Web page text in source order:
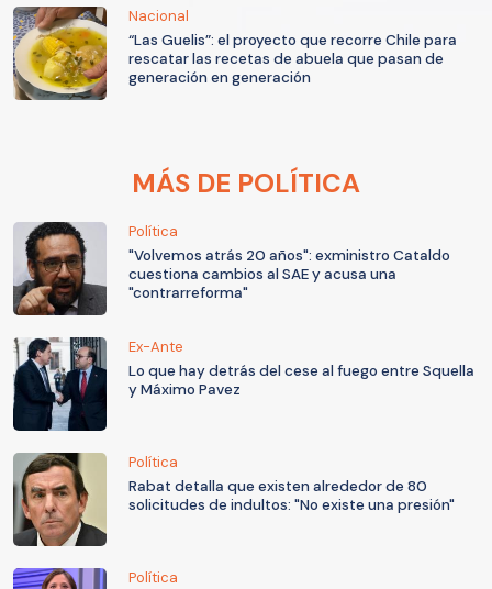
Nacional
“Las Guelis”: el proyecto que recorre Chile para
rescatar las recetas de abuela que pasan de
generación en generación
MÁS DE POLÍTICA
Política
"Volvemos atrás 20 años": exministro Cataldo
cuestiona cambios al SAE y acusa una
"contrarreforma"
Ex-Ante
Lo que hay detrás del cese al fuego entre Squella
y Máximo Pavez
Política
Rabat detalla que existen alrededor de 80
solicitudes de indultos: "No existe una presión"
Política